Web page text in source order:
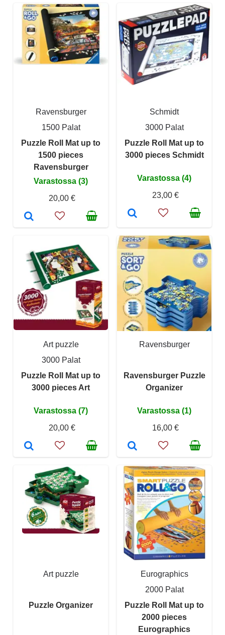
Ravensburger
1500 Palat
Puzzle Roll Mat up to
1500 pieces
Ravensburger
Varastossa (3)
20,00 €
Schmidt
3000 Palat
Puzzle Roll Mat up to
3000 pieces Schmidt
Varastossa (4)
23,00 €
Art puzzle
3000 Palat
Puzzle Roll Mat up to
3000 pieces Art
Varastossa (7)
20,00 €
Ravensburger
Ravensburger Puzzle
Organizer
Varastossa (1)
16,00 €
Art puzzle
Puzzle Organizer
Eurographics
2000 Palat
Puzzle Roll Mat up to
2000 pieces
Eurographics